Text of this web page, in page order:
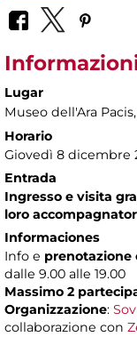
Lugar
Museo dell'Ara Pacis
Horario
Giovedì 8 dicembre
Entrada
Ingresso e visita
loro
Informaciones
Info e prenotazione
dalle 9.00 alle 19.00
Massimo 2
Organizzazione:
collaborazione con